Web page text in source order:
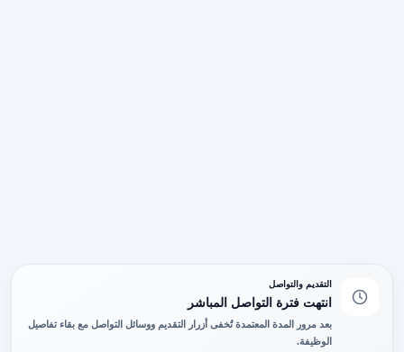
التقديم والتواصل
انتهت فترة التواصل المباشر
بعد مرور المدة المعتمدة تُخفى أزرار التقديم ووسائل التواصل مع بقاء تفاصيل
الوظيفة.